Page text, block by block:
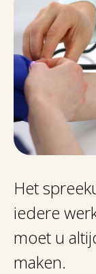
Het
iedere
moet u
maken.